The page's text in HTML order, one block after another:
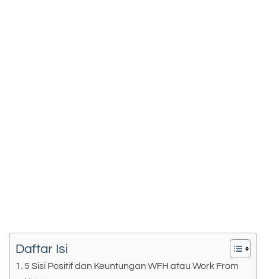
Daftar Isi
5 Sisi Positif dan Keuntungan WFH atau Work From